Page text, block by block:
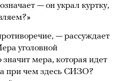
— он украл куртку,
— рассуждает
уголовной
значит мера, которая идет
при чем здесь СИЗО?